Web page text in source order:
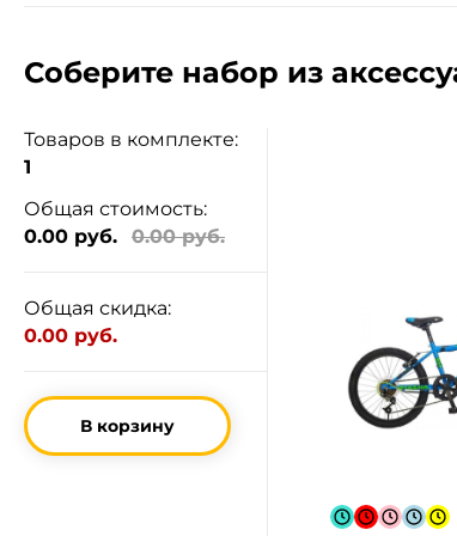
Соберите набор из
Товаров в комплекте:
1
Общая стоимость:
0.00 руб.
0.00 руб.
Общая скидка:
0.00 руб.
В корзину